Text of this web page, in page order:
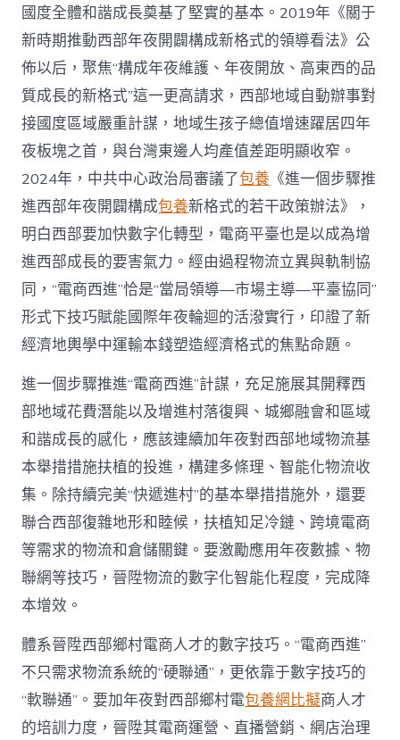
國度全體和諧成長奠基了堅實的基本。2019年《關于
新時期推動西部年夜開闢構成新格式的領導看法》公
佈以后，聚焦“構成年夜維護、年夜開放、高東西的品
質成長的新格式”這一更高請求，西部地域自動辦事對
接國度區域嚴重計謀，地域生孩子總值增速躍居四年
夜板塊之首，與台灣東邊人均產值差距明顯收窄。
2024年，中共中心政治局審議了包養 《進一個步驟推
進西部年夜開闢構成包養新格式的若干政策辦法》，
明白西部要加快數字化轉型，電商平臺也是以成為增
進西部成長的要害氣力。經由過程物流立異與軌制協
同，“電商西進”恰是“當局領導—市場主導—平臺協同”
形式下技巧賦能國際年夜輪迴的活潑實行，印證了新
經濟地輿學中運輸本錢塑造經濟格式的焦點命題。
進一個步驟推進“電商西進”計謀，充足施展其開釋西
部地域花費潛能以及增進村落復興、城鄉融會和區域
和諧成長的感化，應該連續加年夜對西部地域物流基
本舉措措施扶植的投進，構建多條理、智能化物流收
集。除持續完美“快遞進村”的基本舉措措施外，還要
聯合西部復雜地形和睦候，扶植知足冷鏈、跨境電商
等需求的物流和倉儲關鍵。要激勵應用年夜數據、物
聯網等技巧，晉陞物流的數字化智能化程度，完成降
本增效。
體系晉陞西部鄉村電商人才的數字技巧。“電商西進”
不只需求物流系統的“硬聯通”，更依靠于數字技巧的
“軟聯通”。要加年夜對西部鄉村電包養網比擬商人才
的培訓力度，晉陞其電商運營、直播營銷、網店治理